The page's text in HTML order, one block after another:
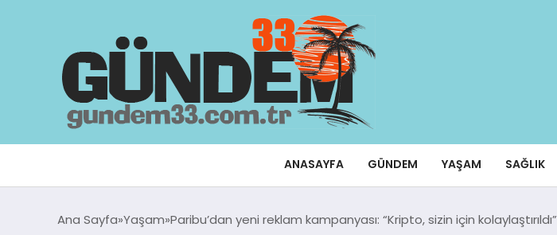
ANASAYFA GÜNDEM YAŞAM SAĞLIK
Ana Sayfa Yaşam Paribu’dan yeni reklam kampanyası: “Kripto, sizin için kolaylaştırıldı”